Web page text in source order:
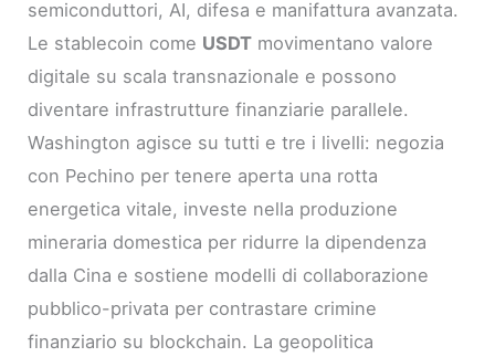
semiconduttori, AI, difesa e manifattura avanzata.
Le stablecoin come USDT movimentano valore
digitale su scala transnazionale e possono
diventare infrastrutture finanziarie parallele.
Washington agisce su tutti e tre i livelli: negozia
con Pechino per tenere aperta una rotta
energetica vitale, investe nella produzione
mineraria domestica per ridurre la dipendenza
dalla Cina e sostiene modelli di collaborazione
pubblico-privata per contrastare crimine
finanziario su blockchain. La geopolitica